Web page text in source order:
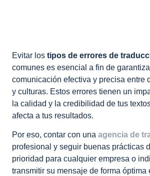
Evitar los tipos de errores de
comunes es esencial a fin de
comunicación efectiva y precisa entre
y culturas. Estos errores tienen un
la calidad y la credibilidad de tus
afecta a tus resultados.
Por eso, contar con una agencia de
profesional y seguir buenas prácticas
prioridad para cualquier empresa o
transmitir su mensaje de forma óptima